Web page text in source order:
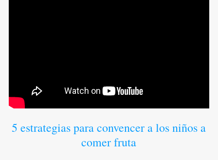
5 estrategias para convencer a los niños a
comer fruta